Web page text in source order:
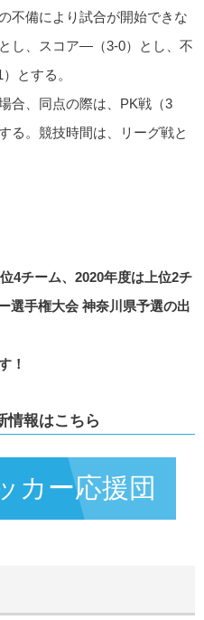
不備により試合が開始できな
し、スコア―（3-0）とし、不
とする。
合、同点の際は、PK戦（3
る。競技時間は、リーグ戦と
4チーム、2020年度は上位2チ
選手権大会 神奈川県予選の出
！
情報はこちら
カー応援団